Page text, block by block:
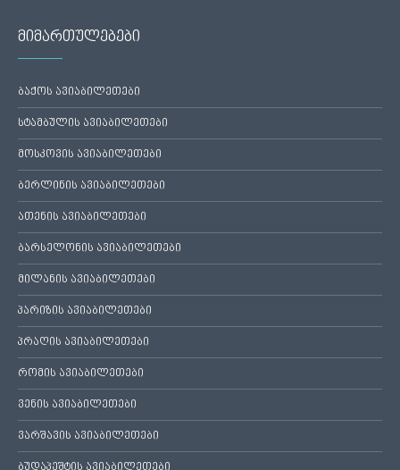
მიმართულებები
ბაქოს ავიაბილეთები
სტამბულის ავიაბილეთები
მოსკოვის ავიაბილეთები
ბერლინის ავიაბილეთები
ათენის ავიაბილეთები
ბარსელონის ავიაბილეთები
მილანის ავიაბილეთები
პარიზის ავიაბილეთები
პრაღის ავიაბილეთები
რომის ავიაბილეთები
ვენის ავიაბილეთები
ვარშავის ავიაბილეთები